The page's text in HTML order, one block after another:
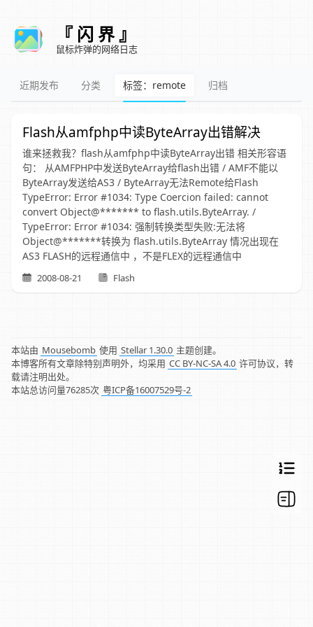
『 闪 界 』
鼠标炸弹的网络日志
近期发布 分类 标签：remote 归档
Flash从amfphp中读ByteArray出错解决
谁来拯救我？flash从amfphp中读ByteArray出错 相关形容语
句： 从AMFPHP中发送ByteArray给flash出错 / AMF不能以
ByteArray发送给AS3 / ByteArray无法Remote给Flash
TypeError: Error #1034: Type Coercion failed: cannot
convert Object@******* to flash.utils.ByteArray. /
TypeError: Error #1034: 强制转换类型失败:无法将
Object@*******转换为 flash.utils.ByteArray 情况出现在
AS3 FLASH的远程通信中 ，不是FLEX的远程通信中
2008-08-21 Flash
本站由 Mousebomb 使用 Stellar 1.30.0 主题创建。
本博客所有文章除特别声明外，均采用 CC BY-NC-SA 4.0 许可协议，转
载请注明出处。
本站总访问量76285次 粤ICP备16007529号-2